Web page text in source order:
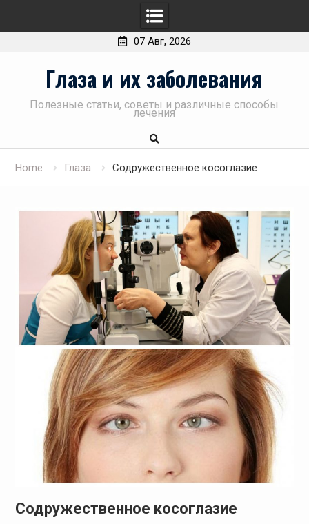
07 Авг, 2026
Глаза и их заболевания
Полезные статьи, советы и различные способы
лечения
Home Глаза Содружественное косоглазие
Содружественное косоглазие